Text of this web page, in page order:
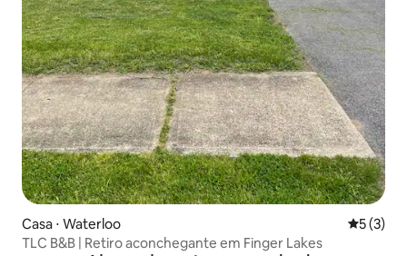
Casa ⋅ Waterloo 5 de
5 (3)
TLC B&B | Retiro aconchegante em Finger Lakes